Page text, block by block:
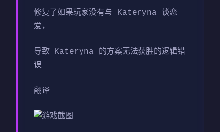
修复了如果玩家没有与 Kateryna 谈恋
爱，
导致 Kateryna 的方案无法获胜的逻辑错
误
翻译